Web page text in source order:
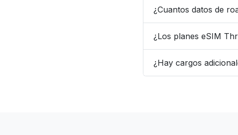
¿Cuantos datos de
¿Los planes eSIM
¿Hay cargos